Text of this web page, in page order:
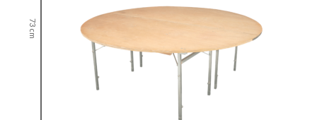
73 cm